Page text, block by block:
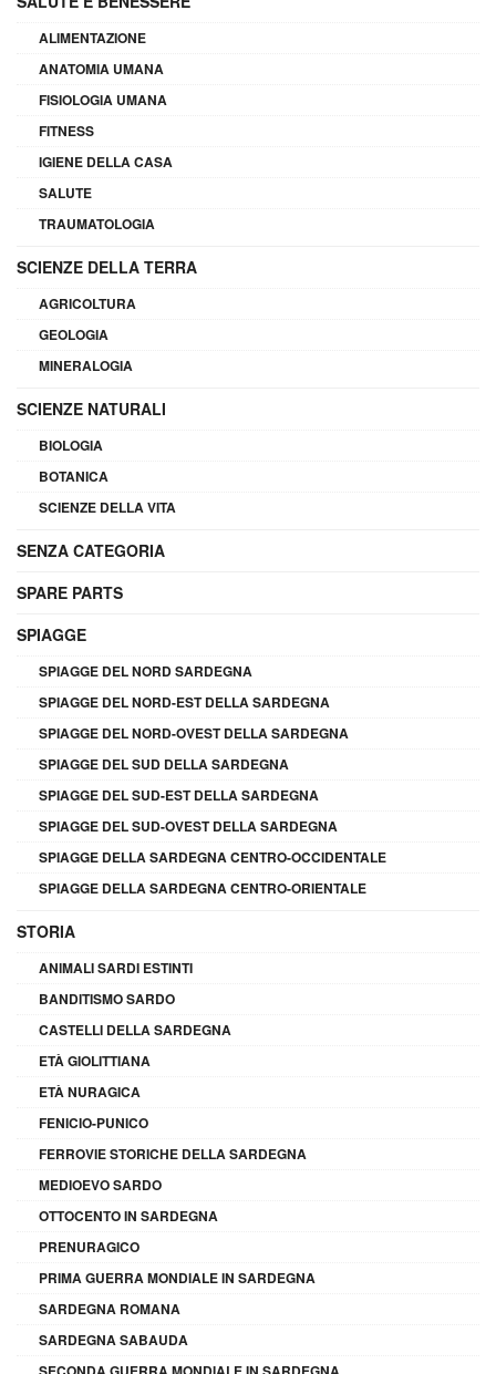
ALIMENTAZIONE
ANATOMIA UMANA
FISIOLOGIA UMANA
FITNESS
IGIENE DELLA CASA
SALUTE
TRAUMATOLOGIA
SCIENZE DELLA TERRA
AGRICOLTURA
GEOLOGIA
MINERALOGIA
SCIENZE NATURALI
BIOLOGIA
BOTANICA
SCIENZE DELLA VITA
SENZA CATEGORIA
SPARE PARTS
SPIAGGE
SPIAGGE DEL NORD SARDEGNA
SPIAGGE DEL NORD-EST DELLA SARDEGNA
SPIAGGE DEL NORD-OVEST DELLA SARDEGNA
SPIAGGE DEL SUD DELLA SARDEGNA
SPIAGGE DEL SUD-EST DELLA SARDEGNA
SPIAGGE DEL SUD-OVEST DELLA SARDEGNA
SPIAGGE DELLA SARDEGNA CENTRO-OCCIDENTALE
SPIAGGE DELLA SARDEGNA CENTRO-ORIENTALE
STORIA
ANIMALI SARDI ESTINTI
BANDITISMO SARDO
CASTELLI DELLA SARDEGNA
ETÀ GIOLITTIANA
ETÀ NURAGICA
FENICIO-PUNICO
FERROVIE STORICHE DELLA SARDEGNA
MEDIOEVO SARDO
OTTOCENTO IN SARDEGNA
PRENURAGICO
PRIMA GUERRA MONDIALE IN SARDEGNA
SARDEGNA ROMANA
SARDEGNA SABAUDA